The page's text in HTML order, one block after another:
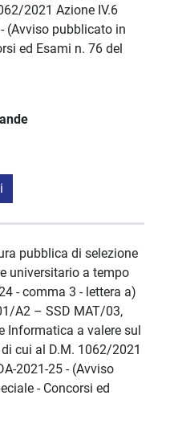
2021 Azione IV.6
- (Avviso pubblicato in
ed Esami n. 76 del
pubblica di selezione
universitario a tempo
- comma 3 - lettera a)
A2 – SSD MAT/03,
Informatica a valere sul
di cui al D.M. 1062/2021
2021-25 - (Avviso
- Concorsi ed